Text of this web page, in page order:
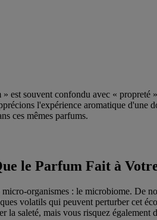
est souvent confondu avec «
l'expérience aromatique d'une
ces mêmes parfums.
le Parfum Fait à
organismes : le microbiome. De
volatils qui peuvent perturber cet
la saleté, mais vous risquez